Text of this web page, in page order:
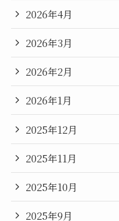
2026年4月
2026年3月
2026年2月
2026年1月
2025年12月
2025年11月
2025年10月
2025年9月